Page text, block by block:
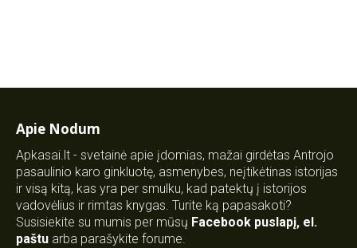
Apie Nodum
Apkasai.lt - svetainė apie įdomias, mažai girdėtas Antrojo
pasaulinio karo ginkluotę, asmenybes, neįtikėtinas istorijas
ir visą kitą, kas yra per smulku, kad patektų į istorijos
vadovėlius ir rimtas knygas. Turite ką papasakoti?
Susisiekite su mumis per mūsų Facebook puslapį, el.
paštu arba parašykite forume.